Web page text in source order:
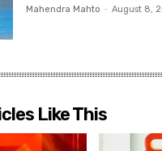
Mahendra Mahto - August 8,
Like This